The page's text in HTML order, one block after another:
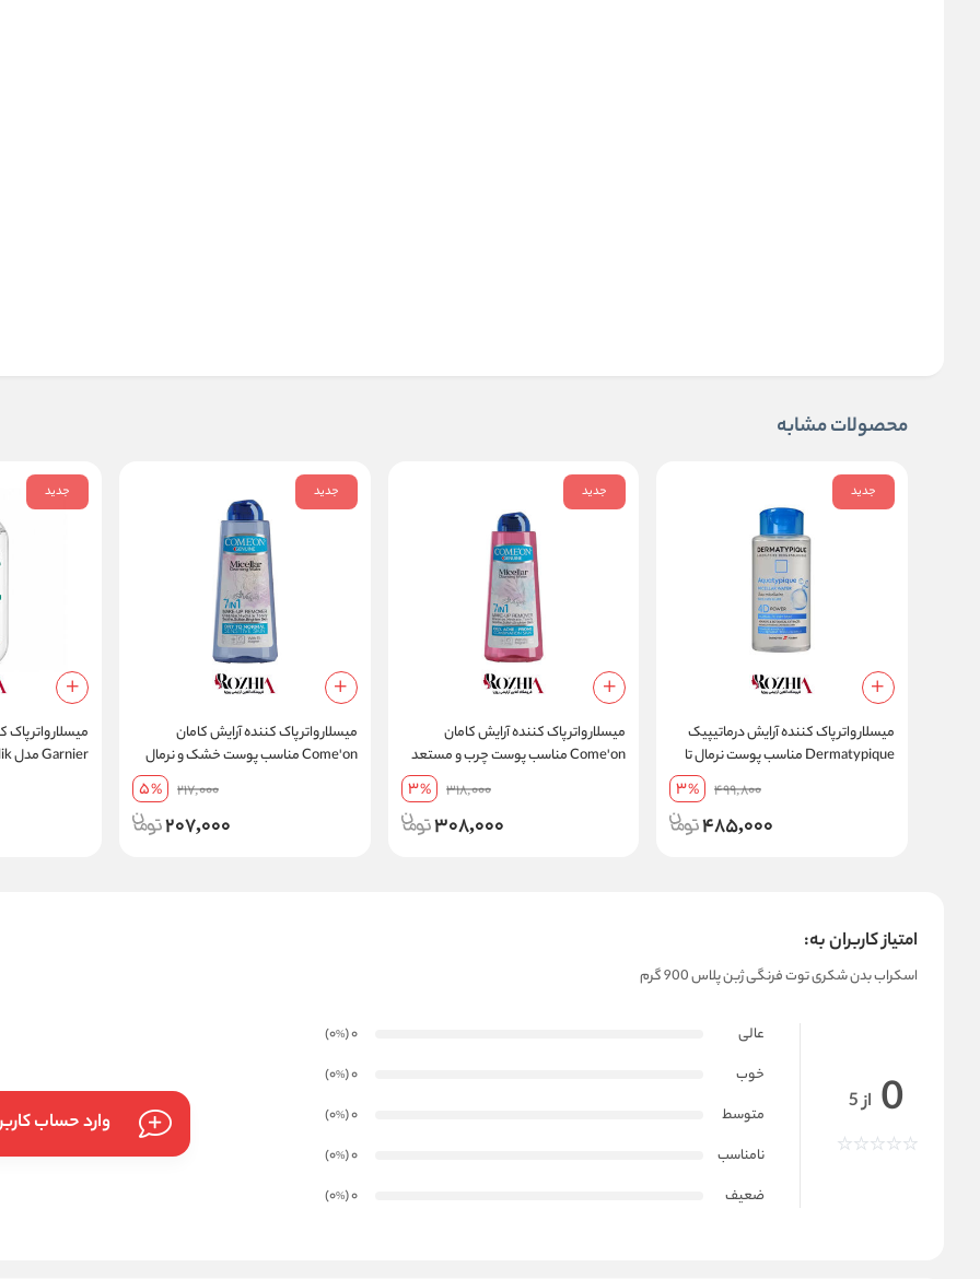
محصولات مشابه
جدید
میسلار واتر پاک کننده آرایش درماتیپیک
Dermatypique مناسب پوست نرمال تا
499,800
3%
485,000
جدید
میسلار واتر پاک کننده آرایش کامان
Come'on مناسب پوست چرب و مستعد
جوش کنترل کننده چربی حجم 400
318,000
3%
308,000
جدید
میسلار واتر پاک کننده آرایش کامان
Come'on مناسب پوست خشک و نرمال
217,000
5%
207,000
جدید
میسلار واتر پاک
امتیاز کاربران به:
اسکراب بدن شکری توت فرنگی ژبن پلاس 900 گرم
0 از 5
عالی 0
(0
%
)
خوب
0
(0
%
)
متوسط
0
(0
%
)
نامناسب
0
(0
%
)
ضعیف
0
(0
%
)
وارد حساب